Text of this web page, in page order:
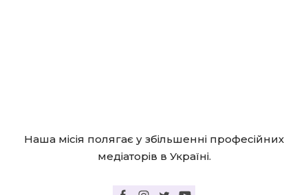
Наша місія полягає у збільшенні професійних
медіаторів в Україні.